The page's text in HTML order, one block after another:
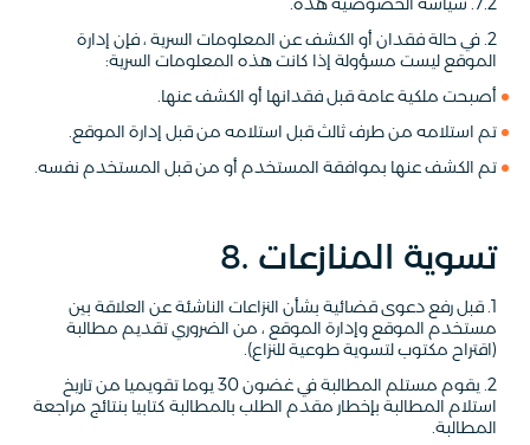
2. في حالة فقدان أو الكشف عن المعلومات السرية ، فإن إدارة
الموقع ليست مسؤولة إذا كانت هذه المعلومات السرية:
أصبحت ملكية عامة قبل فقدانها أو الكشف عنها.
تم استلامه من طرف ثالث قبل استلامه من قبل إدارة الموقع.
تم الكشف عنها بموافقة المستخدم أو من قبل المستخدم نفسه.
8. تسوية المنازعات
1. قبل رفع دعوى قضائية بشأن النزاعات الناشئة عن العلاقة بين
مستخدم الموقع وإدارة الموقع ، من الضروري تقديم مطالبة
(اقتراح مكتوب لتسوية طوعية للنزاع).
2. يقوم مستلم المطالبة في غضون 30 يوما تقويميا من تاريخ
استلام المطالبة بإخطار مقدم الطلب بالمطالبة كتابيا بنتائج مراجعة
المطالبة.